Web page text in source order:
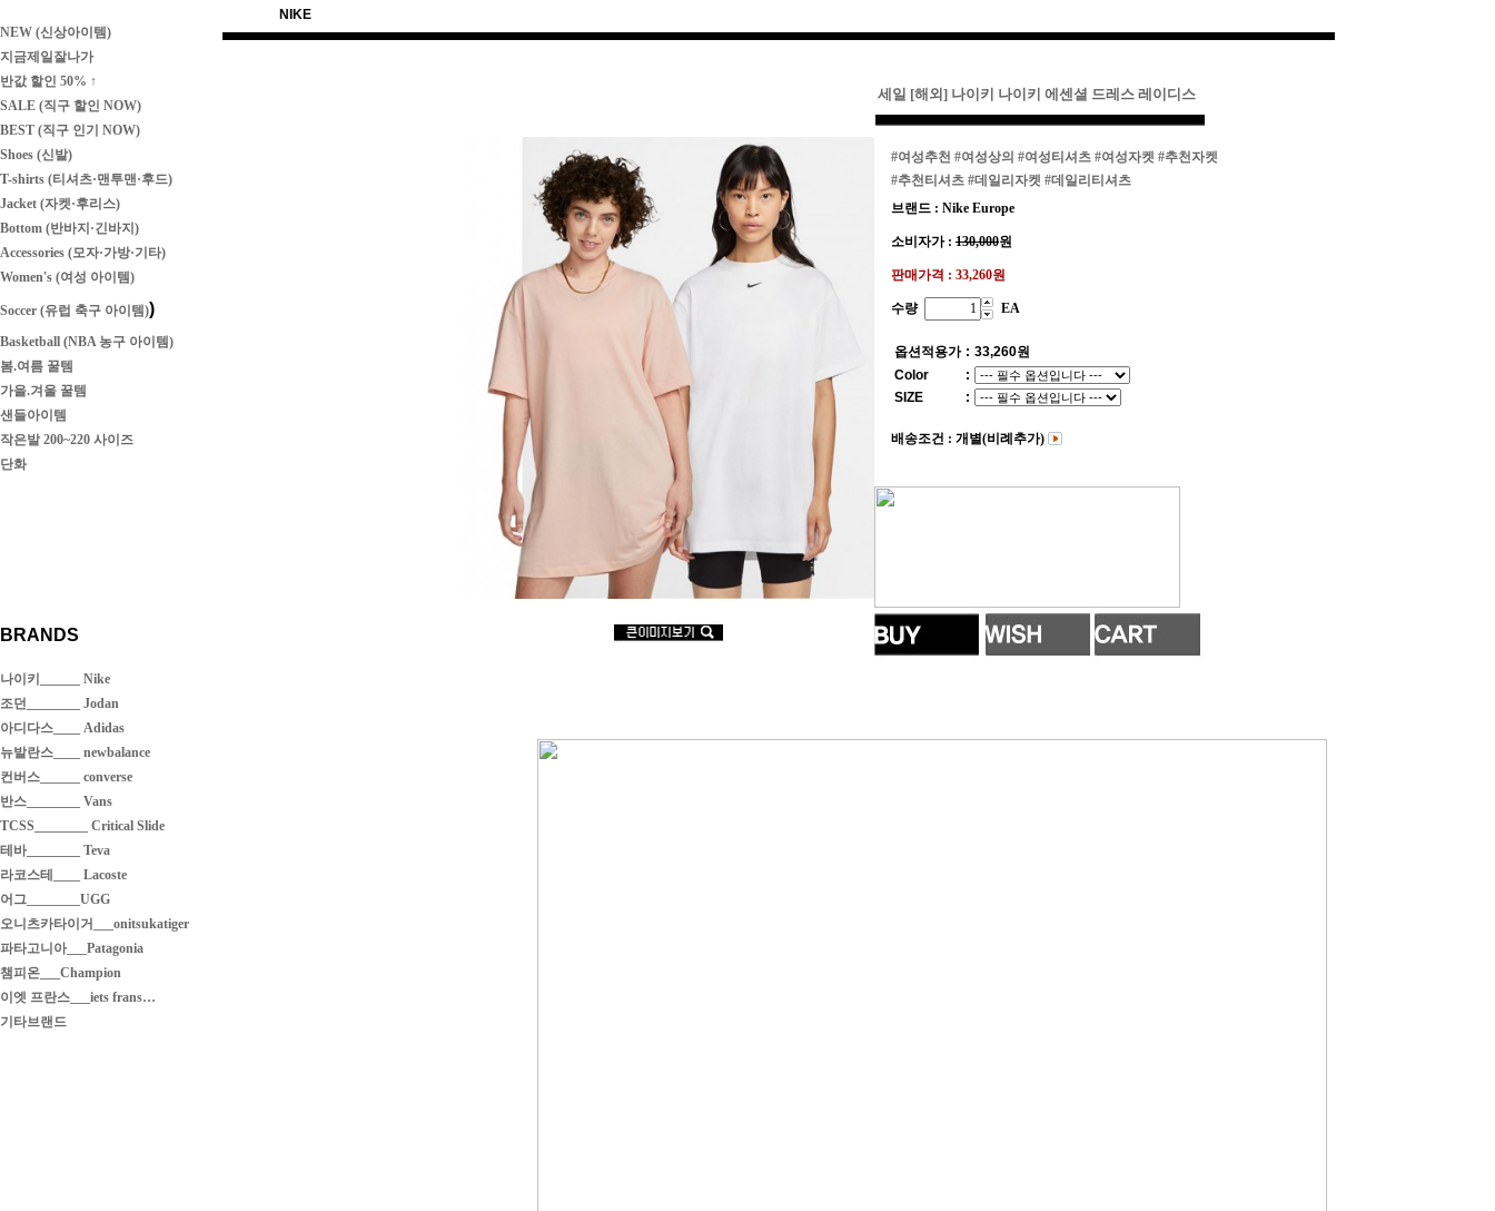
NEW (신상아이템)
지금제일잘나가
반값 할인 50% ↑
SALE (직구 할인 NOW)
BEST (직구 인기 NOW)
Shoes (신발)
T-shirts (티셔츠·맨투맨·후드)
Jacket (자켓·후리스)
Bottom (반바지·긴바지)
Accessories (모자·가방·기타)
Women's (여성 아이템)
Soccer (유럽 축구 아이템))
Basketball (NBA 농구 아이템)
봄.여름 꿀템
가을.겨울 꿀템
샌들아이템
작은발 200~220 사이즈
단화
BRANDS
나이키______ Nike
조던________ Jodan
아디다스____ Adidas
뉴발란스____ newbalance
컨버스______ converse
반스________ Vans
TCSS________ Critical Slide
테바________ Teva
라코스테____ Lacoste
어그________UGG
오니츠카타이거___onitsukatiger
파타고니아___Patagonia
챔피온___Champion
이엣 프란스___iets frans…
기타브랜드
NIKE
세일 [해외] 나이키 나이키 에센셜 드레스 레이디스
#여성추천 #여성상의 #여성티셔츠 #여성자켓 #추천자켓
#추천티셔츠 #데일리자켓 #데일리티셔츠
브랜드 : Nike Europe
소비자가 : 130,000원
판매가격 : 33,260원
수량 EA
옵션적용가 : 33,260원
Color
:
SIZE
:
배송조건 : 개별(비례추가)